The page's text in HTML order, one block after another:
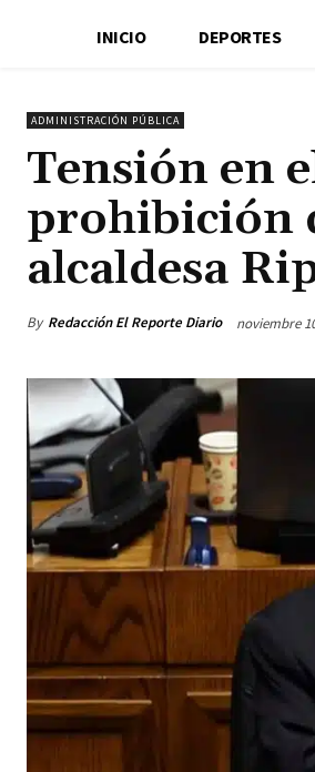
INICIO DEPORTES
ADMINISTRACIÓN PÚBLICA
Tensión en
prohibición
alcaldesa
By Redacción El Reporte Diario noviembre